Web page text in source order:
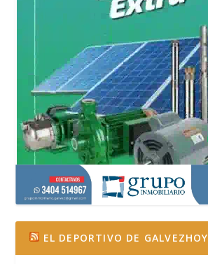
EL DEPORTIVO DE GALVEZHOY